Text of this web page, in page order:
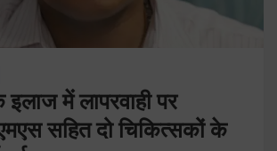
में लापरवाही पर
सहित दो चिकित्सकों के